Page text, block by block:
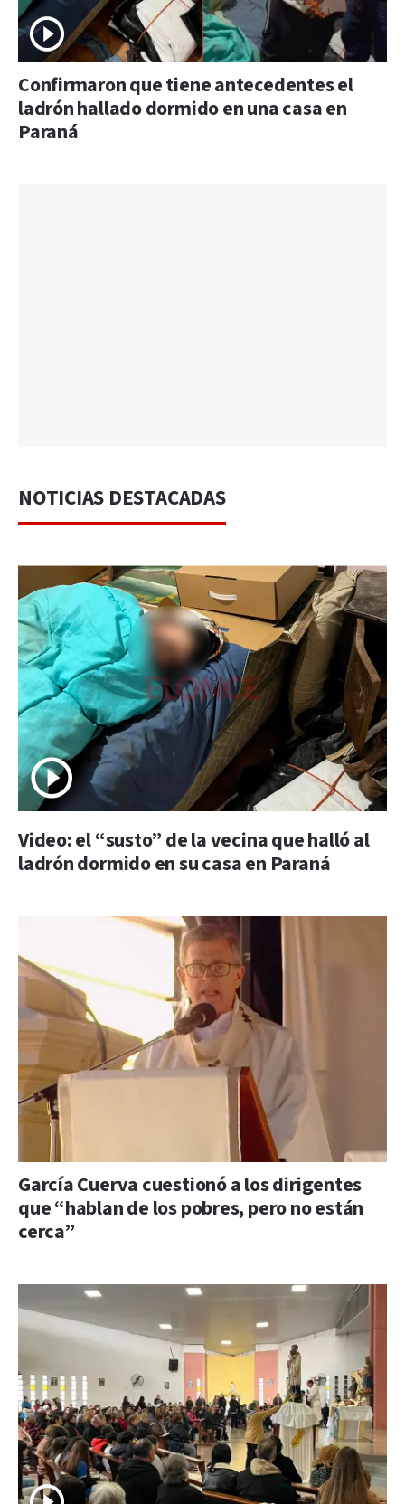
Confirmaron que tiene antecedentes el
ladrón hallado dormido en una casa en
Paraná
NOTICIAS DESTACADAS
Video: el “susto” de la vecina que halló al
ladrón dormido en su casa en Paraná
García Cuerva cuestionó a los dirigentes
que “hablan de los pobres, pero no están
cerca”